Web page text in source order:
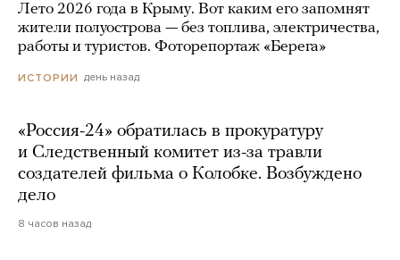
Лето 2026 года в Крыму. Вот каким его запомнят
жители полуострова — без топлива, электричества,
работы и туристов. Фоторепортаж «Берега»
ИСТОРИИ день назад
«Россия-24» обратилась в прокуратуру
и Следственный комитет из-за травли
создателей фильма о Колобке. Возбуждено
дело
8 часов назад